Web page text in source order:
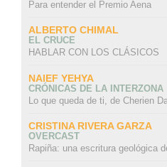
Para entender el Premio Aena
ALBERTO CHIMAL
EL CRUCE
HABLAR CON LOS CLÁSICOS
NAIEF YEHYA
CRÓNICAS DE LA INTERZONA
Lo que queda de ti, de Cherien
CRISTINA RIVERA GARZA
OVERCAST
Rapiña: una escritura geológica